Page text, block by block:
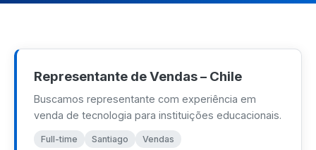
Ciências Agrícolas
Energias Renováveis
Matemática
Representante de Vendas – Chile
Buscamos representante com experiência em
venda de tecnologia para instituições educacionais.
Full-time Santiago Vendas